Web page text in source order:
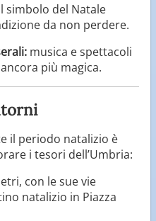
simbolo del Natale
da non perdere.
musica e spettacoli
più magica.
il periodo natalizio è
i tesori dell’Umbria:
con le sue vie
natalizio in Piazza